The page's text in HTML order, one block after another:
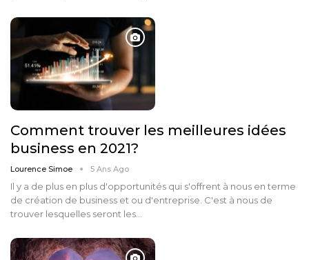
Comment trouver les meilleures idées
business en 2021?
Lourence Simoe 5 Ans Ago
Il y a de plus en plus d'opportunités qui s'offrent à nous en terme
de création de business et ou d'entreprise. C'est à nous de
trouver lesquelles seront les…